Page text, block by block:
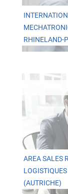
RHINELAND-
AREA SALES
(AUTRICHE)